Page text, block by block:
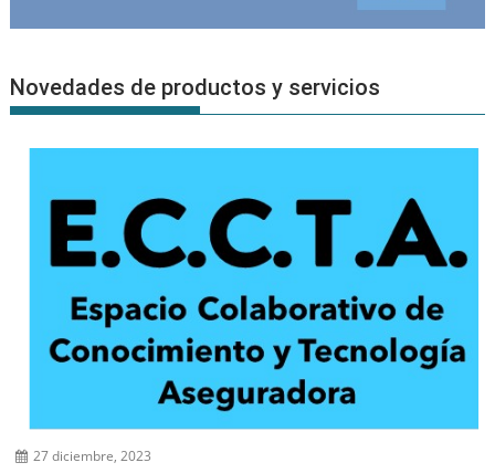
Novedades de productos y servicios
27 diciembre, 2023